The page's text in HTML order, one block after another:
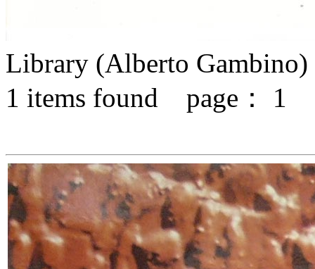
Library (Alberto Gambino)
1 items found page： 1